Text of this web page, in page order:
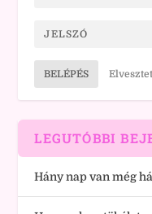
BELÉPÉS
LEGUTÓBBI
Hány nap van még